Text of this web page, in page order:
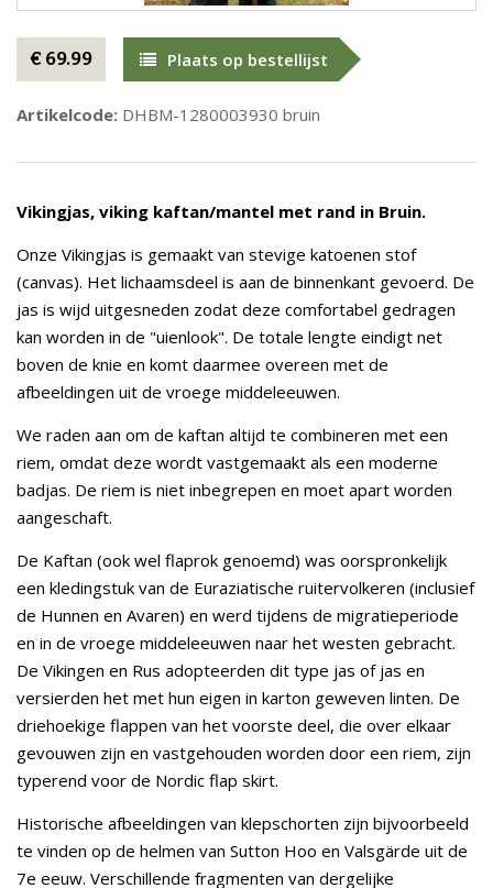
€ 69.99 Plaats op bestellijst
Artikelcode: DHBM-1280003930 bruin
Vikingjas, viking kaftan/mantel met rand in Bruin.
Onze Vikingjas is gemaakt van stevige katoenen stof
(canvas). Het lichaamsdeel is aan de binnenkant gevoerd. De
jas is wijd uitgesneden zodat deze comfortabel gedragen
kan worden in de "uienlook". De totale lengte eindigt net
boven de knie en komt daarmee overeen met de
afbeeldingen uit de vroege middeleeuwen.
We raden aan om de kaftan altijd te combineren met een
riem, omdat deze wordt vastgemaakt als een moderne
badjas. De riem is niet inbegrepen en moet apart worden
aangeschaft.
De Kaftan (ook wel flaprok genoemd) was oorspronkelijk
een kledingstuk van de Euraziatische ruitervolkeren (inclusief
de Hunnen en Avaren) en werd tijdens de migratieperiode
en in de vroege middeleeuwen naar het westen gebracht.
De Vikingen en Rus adopteerden dit type jas of jas en
versierden het met hun eigen in karton geweven linten. De
driehoekige flappen van het voorste deel, die over elkaar
gevouwen zijn en vastgehouden worden door een riem, zijn
typerend voor de Nordic flap skirt.
Historische afbeeldingen van klepschorten zijn bijvoorbeeld
te vinden op de helmen van Sutton Hoo en Valsgärde uit de
7e eeuw. Verschillende fragmenten van dergelijke